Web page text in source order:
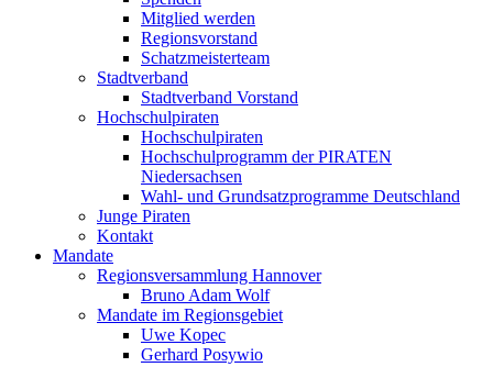
Mitglied werden
Regionsvorstand
Schatzmeisterteam
Stadtverband
Stadtverband Vorstand
Hochschulpiraten
Hochschulpiraten
Hochschulprogramm der PIRATEN
Niedersachsen
Wahl- und Grundsatzprogramme Deutschland
Junge Piraten
Kontakt
Mandate
Regionsversammlung Hannover
Bruno Adam Wolf
Mandate im Regionsgebiet
Uwe Kopec
Gerhard Posywio